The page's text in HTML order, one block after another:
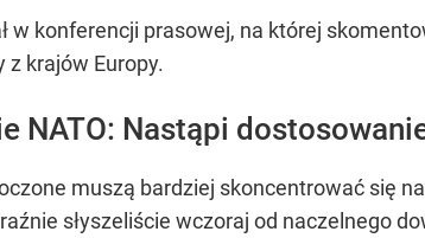
w konferencji prasowej, na której
z krajów Europy.
NATO: Nastąpi
muszą bardziej skoncentrować się
słyszeliście wczoraj od naczelnego